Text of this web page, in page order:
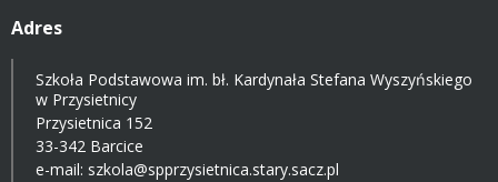
Adres
Szkoła Podstawowa im. bł. Kardynała Stefana Wyszyńskiego
w Przysietnicy
Przysietnica 152
33-342 Barcice
e-mail: szkola@spprzysietnica.stary.sacz.pl